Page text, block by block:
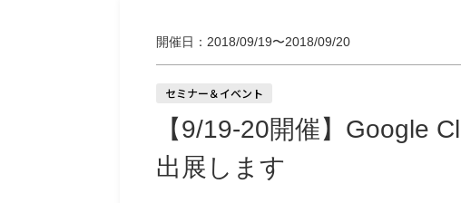
開催日：2018/09/19〜2018/09/20
セミナー＆イベント
【9/19-20開催】Google
出展します